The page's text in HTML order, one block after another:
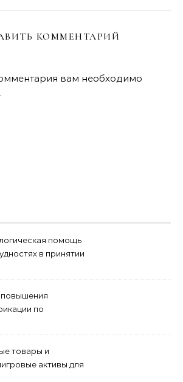
КОММЕНТАРИЙ
вам необходимо
.
помощь
в принятии
по
товары и
активы для